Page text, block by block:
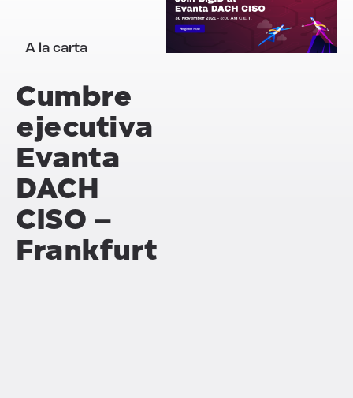
A la carta
Cumbre
ejecutiva
Evanta
DACH
CISO –
Frankfurt